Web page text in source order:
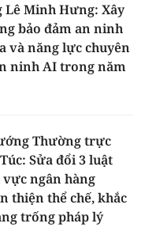
Lê Minh Hưng: Xây
bảo đảm an ninh
và năng lực chuyên
ninh AI trong năm
Thường trực
Sửa đổi 3 luật
ngân hàng
thiện thể chế, khắc
trống pháp lý